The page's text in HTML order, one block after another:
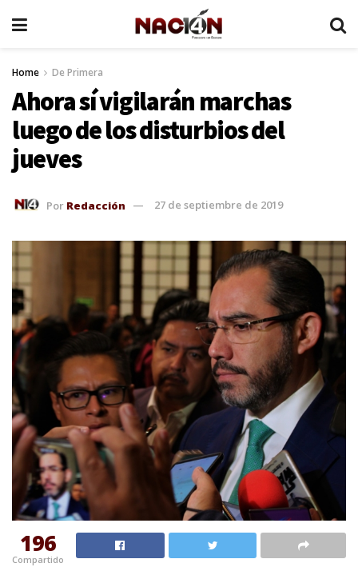
Home De Primera
Ahora sí vigilarán marchas
luego de los disturbios del
jueves
Por Redacción 27 de septiembre de 2019
196
Compartido